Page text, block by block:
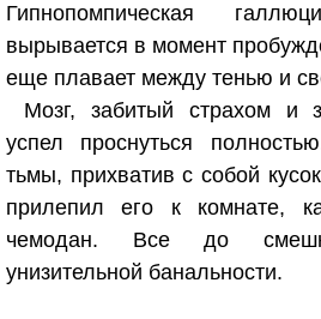
Гипнопомпическая
вырывается в момент
еще плавает между тенью и
Мозг, забитый страхом и
успел проснуться
тьмы, прихватив с собой
прилепил его к комнате,
чемодан. Все до
унизительной банальности.